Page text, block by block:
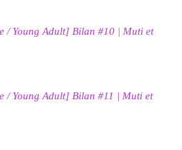
/ Young Adult] Bilan #10 | Muti et
/ Young Adult] Bilan #11 | Muti et